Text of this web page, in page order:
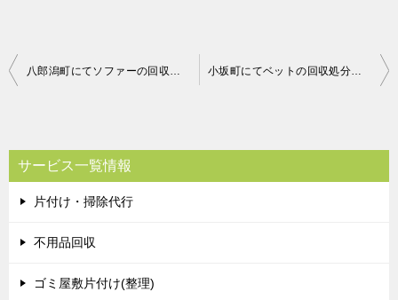
投
ビ
ゲ
ー
シ
八郎潟町にてソファーの回収廃棄 お客様の声 小坂町にてベットの回収処分 お客様の声
サービス一覧情報
片付け・掃除代行
不用品回収
ゴミ屋敷片付け(整理)